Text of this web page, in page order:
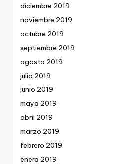
diciembre 2019
noviembre 2019
octubre 2019
septiembre 2019
agosto 2019
julio 2019
junio 2019
mayo 2019
abril 2019
marzo 2019
febrero 2019
enero 2019